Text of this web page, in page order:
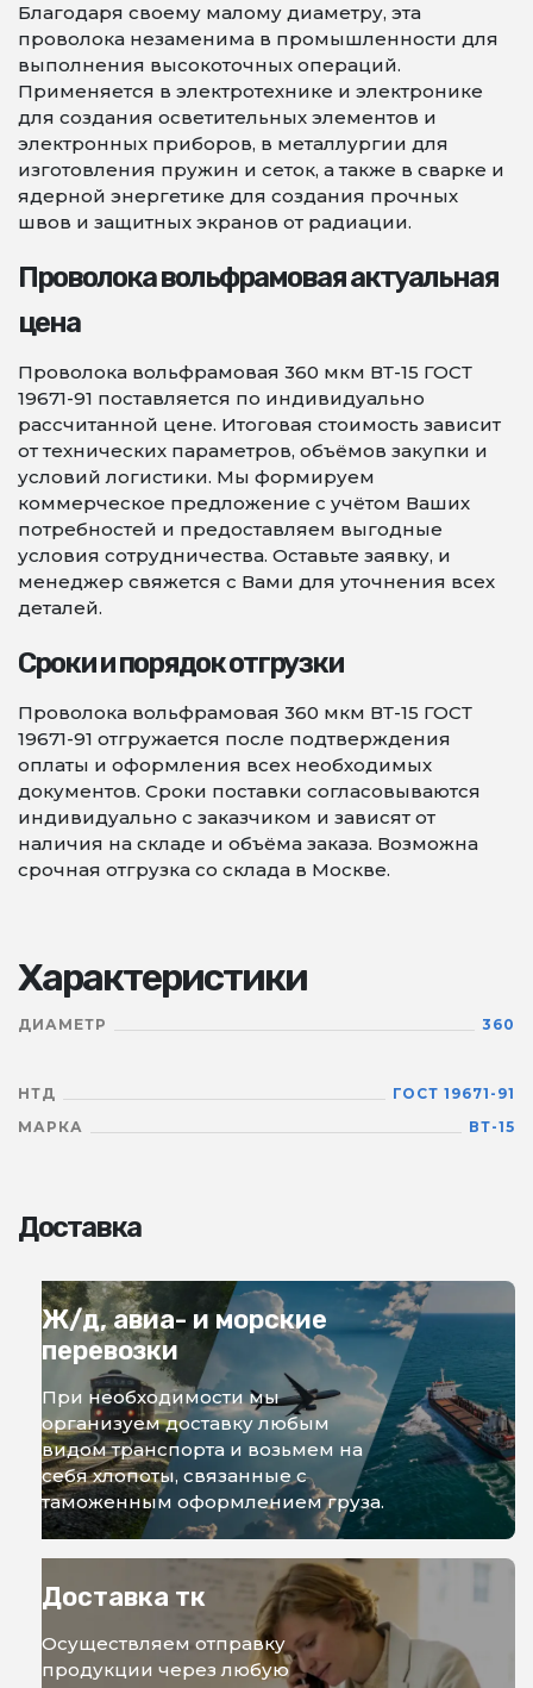
Благодаря своему малому диаметру, эта
проволока незаменима в промышленности для
выполнения высокоточных операций.
Применяется в электротехнике и электронике
для создания осветительных элементов и
электронных приборов, в металлургии для
изготовления пружин и сеток, а также в сварке и
ядерной энергетике для создания прочных
швов и защитных экранов от радиации.
Проволока вольфрамовая актуальная
цена
Проволока вольфрамовая 360 мкм ВТ-15 ГОСТ
19671-91 поставляется по индивидуально
рассчитанной цене. Итоговая стоимость зависит
от технических параметров, объёмов закупки и
условий логистики. Мы формируем
коммерческое предложение с учётом Ваших
потребностей и предоставляем выгодные
условия сотрудничества. Оставьте заявку, и
менеджер свяжется с Вами для уточнения всех
деталей.
Сроки и порядок отгрузки
Проволока вольфрамовая 360 мкм ВТ-15 ГОСТ
19671-91 отгружается после подтверждения
оплаты и оформления всех необходимых
документов. Сроки поставки согласовываются
индивидуально с заказчиком и зависят от
наличия на складе и объёма заказа. Возможна
срочная отгрузка со склада в Москве.
Характеристики
ДИАМЕТР 360
НТД
ГОСТ 19671-91
МАРКА
ВТ-15
Доставка
Ж/д, авиа- и морские
перевозки
При необходимости мы
организуем доставку любым
видом транспорта и возьмем на
себя хлопоты, связанные с
таможенным оформлением груза.
Доставка тк
Осуществляем отправку
продукции через любую